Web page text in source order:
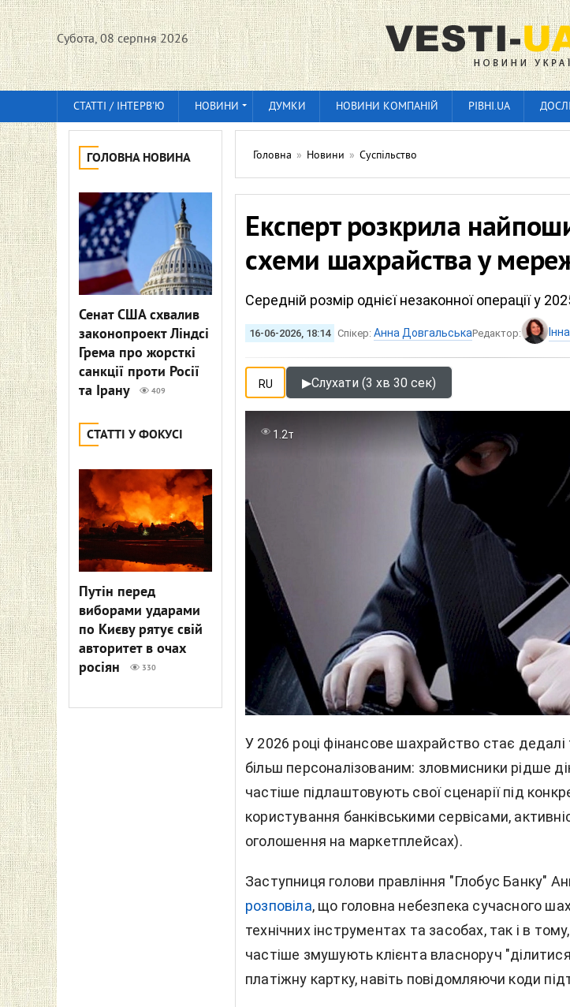
Субота, 08 серпня 2026
СТАТТІ / ІНТЕРВ'Ю НОВИНИ ДУМКИ НОВИНИ КОМПАНІЙ РІВНІ.UA
ГОЛОВНА НОВИНА
Сенат США схвалив
законопроект Ліндсі
Грема про жорсткі
санкції проти Росії
та Ірану
409
СТАТТІ У ФОКУСІ
Путін перед
виборами ударами
по Києву рятує свій
авторитет в очах
росіян
330
Головна » Новини » Суспільство
Експерт розкрила
схеми шахрайства у
Середній розмір однієї незаконної операції у
16-06-2026, 18:14 Спікер: Анна ДовгальськаРедактор:
RU ▶Слухати (3 хв 30 сек)
1.2т
У 2026 році фінансове шахрайство стає дедалі
більш персоналізованим: зловмисники рідше
частіше підлаштовують свої сценарії під
користування банківськими сервісами,
оголошення на маркетплейсах).
Заступниця голови правління "Глобус Банку"
розповіла, що головна небезпека сучасного
технічних інструментах та засобах, так і в
частіше змушують клієнта власноруч
платіжну картку, навіть повідомляючи коди